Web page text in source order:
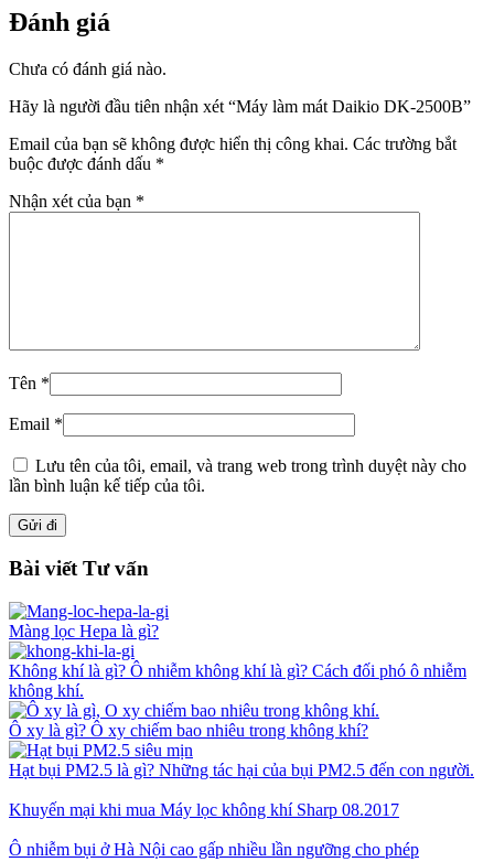
Đánh giá
Chưa có đánh giá nào.
Hãy là người đầu tiên nhận xét “Máy làm mát Daikio DK-2500B”
Email của bạn sẽ không được hiển thị công khai. Các trường bắt
buộc được đánh dấu *
Nhận xét của bạn *
Tên *
Email *
Lưu tên của tôi, email, và trang web trong trình duyệt này cho
lần bình luận kế tiếp của tôi.
Bài viết Tư vấn
Màng lọc Hepa là gì?
Không khí là gì? Ô nhiễm không khí là gì? Cách đối phó ô nhiễm
không khí.
Ô xy là gì? Ô xy chiếm bao nhiêu trong không khí?
Hạt bụi PM2.5 là gì? Những tác hại của bụi PM2.5 đến con người.
Khuyến mại khi mua Máy lọc không khí Sharp 08.2017
Ô nhiễm bụi ở Hà Nội cao gấp nhiều lần ngưỡng cho phép